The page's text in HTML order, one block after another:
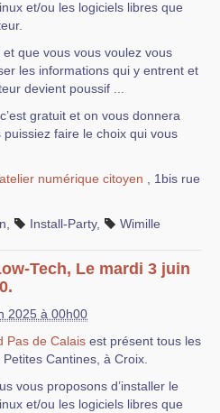
et/ou les logiciels libres que
que vous vous voulez vous
les informations qui y entrent et
devient poussif ...
gratuit et on vous donnera
faire le choix qui vous
numérique citoyen , 1bis rue
Install-Party, Wimille
Tech, Le mardi 3 juin
2025 à 00h00
Pas de Calais est présent tous les
Cantines, à Croix.
vous proposons d’installer le
et/ou les logiciels libres que